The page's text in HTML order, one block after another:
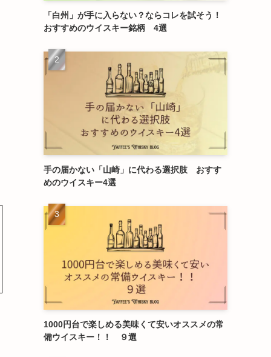
「白州」が手に入らない？ならコレを試そう！
おすすめのウイスキー銘柄 4選
手の届かない「山崎」に代わる選択肢 おすす
めのウイスキー4選
1000円台で楽しめる美味くて安いオススメの常
備ウイスキー！！ ９選